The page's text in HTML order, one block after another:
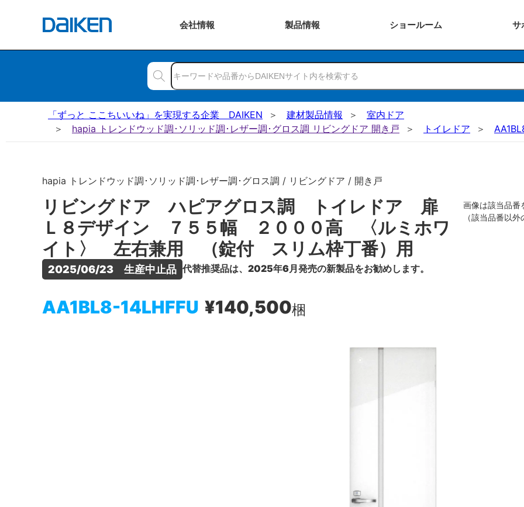
会社情報 製品情報 ショールーム サ
「ずっと ここちいいね」を実現する企業 DAIKEN 建材製品情報
室内ドア
hapia トレンドウッド調･ソリッド調･レザー調･グロス調 リビングドア 開き戸
トイレドア
hapia トレンドウッド調･ソリッド調･レザー調･グロス調 / リビングドア / 開き戸
リビングドア ハピアグロス調 トイレドア 扉
Ｌ８デザイン ７５５幅 ２０００高 〈ルミホワ
イト〉 左右兼用 （錠付 スリム枠丁番）用
2025/06/23　生産中止品 代替推奨品は、2025年6月発売の新製品をお勧めします。
AA1BL8-14LHFFU ¥140,500梱
画像は該当品番
（該当品番以